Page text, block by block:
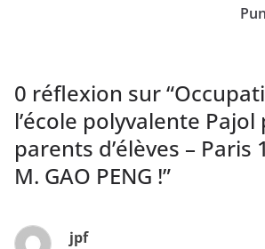
0 réflexion sur “
l’école polyvalente Pajol
parents d’élèves – Paris
M. GAO PENG !”
jpf